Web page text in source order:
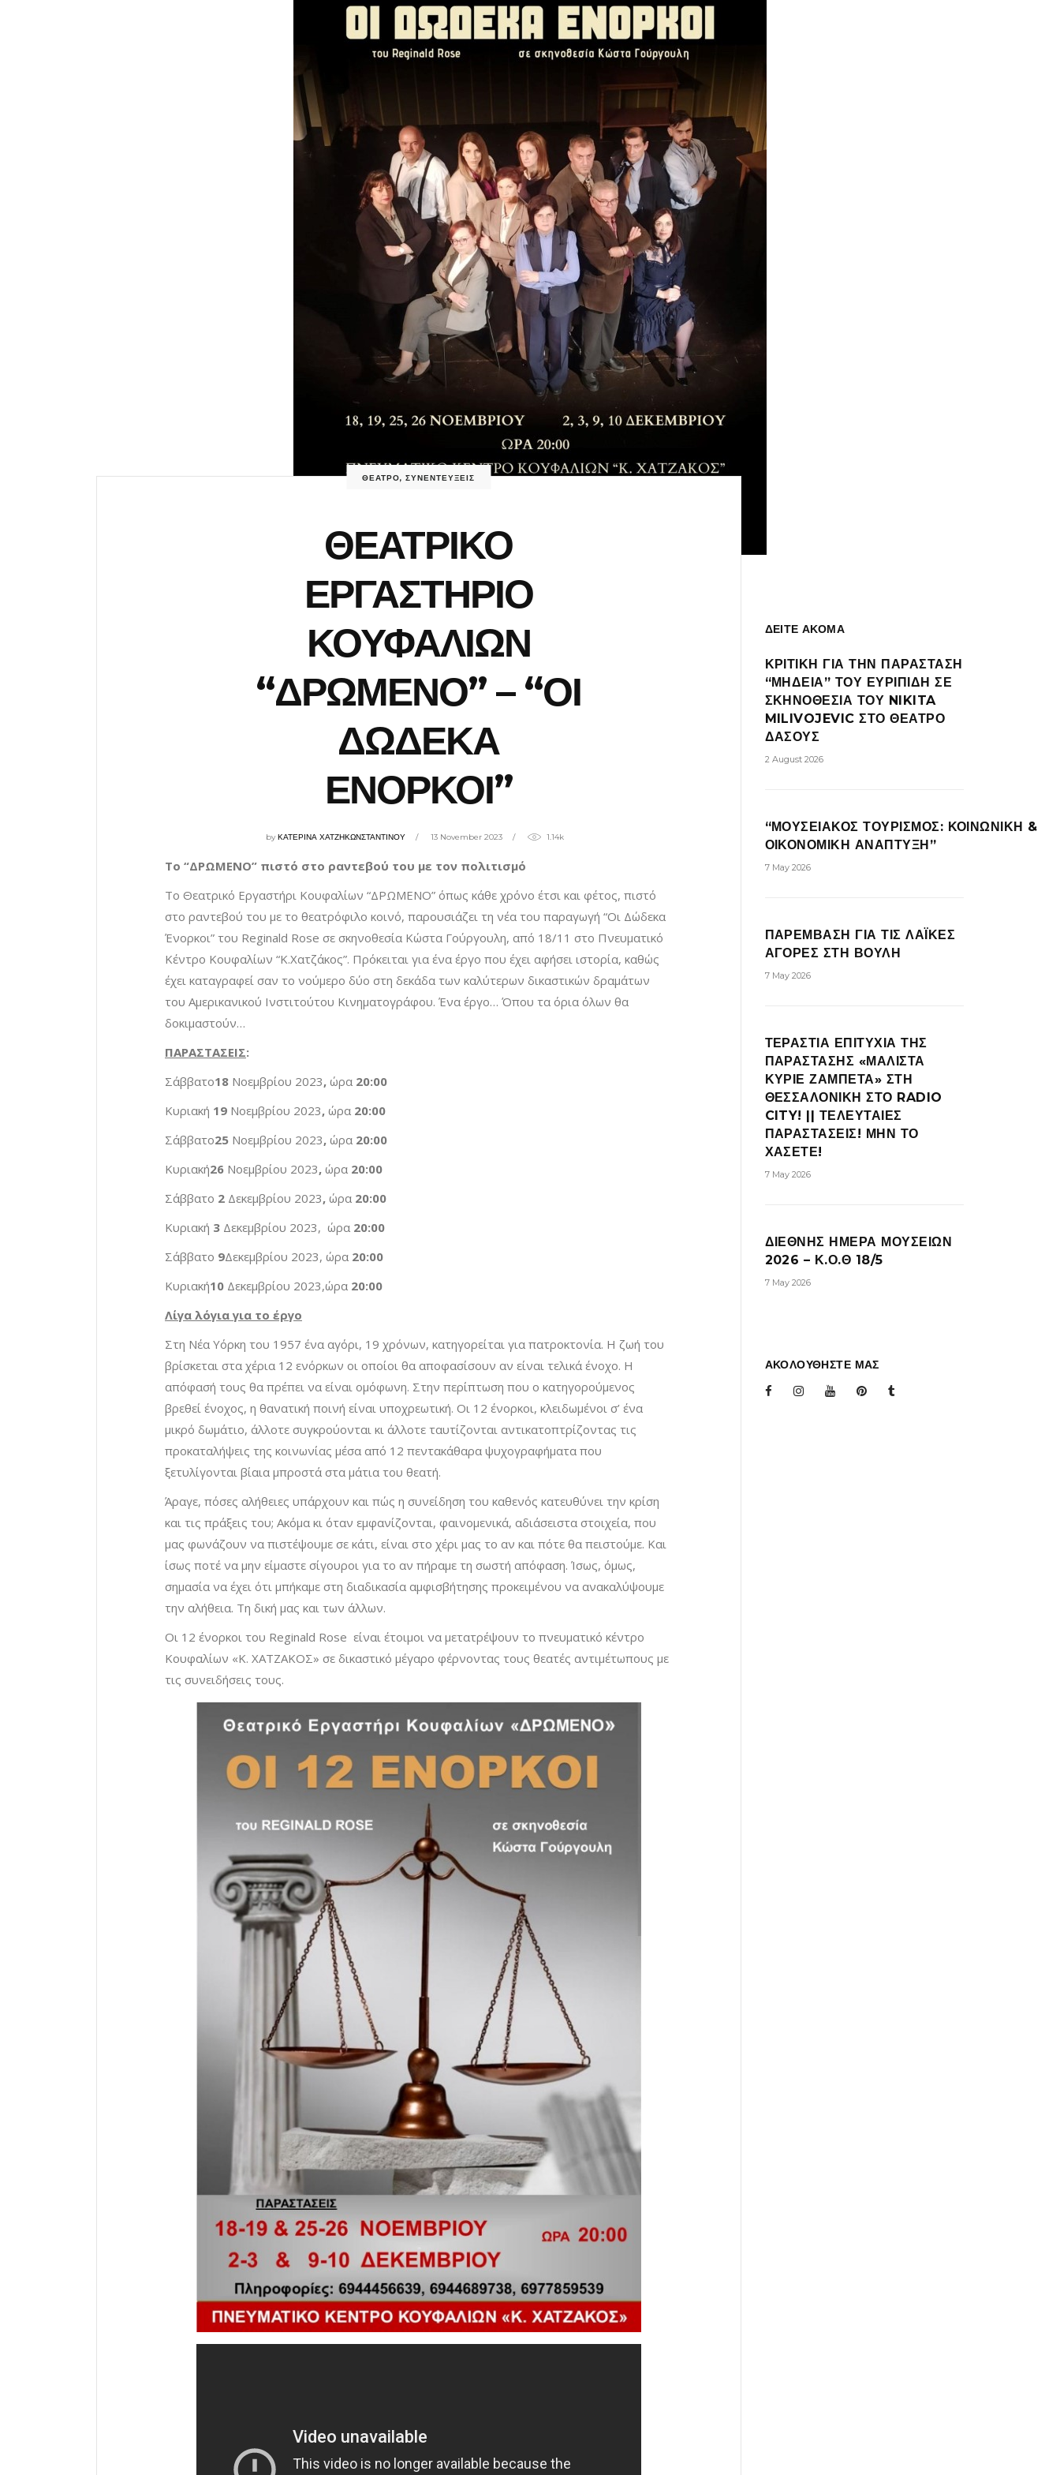
ΘΕΑΤΡΟ,ΣΥΝΕΝΤΕΥΞΕΙΣ
ΘΕΑΤΡΙΚΟ
ΕΡΓΑΣΤΗΡΙΟ
ΚΟΥΦΑΛΙΩΝ
“ΔΡΩΜΕΝΟ” – “ΟΙ
ΔΩΔΕΚΑ
ΕΝΟΡΚΟΙ”
byΚΑΤΕΡΙΝΑ ΧΑΤΖΗΚΩΝΣΤΑΝΤΙΝΟΥ 13 November 2023 1.14k
Το “ΔΡΩΜΕΝΟ” πιστό στο ραντεβού του με τον πολιτισμό
Το Θεατρικό Εργαστήρι Κουφαλίων “ΔΡΩΜΕΝΟ” όπως κάθε χρόνο έτσι και φέτος, πιστό
στο ραντεβού του με το θεατρόφιλο κοινό, παρουσιάζει τη νέα του παραγωγή “Οι Δώδεκα
Ένορκοι” του Reginald Rose σε σκηνοθεσία Κώστα Γούργουλη, από 18/11 στο Πνευματικό
Κέντρο Κουφαλίων “Κ.Χατζάκος”. Πρόκειται για ένα έργο που έχει αφήσει ιστορία, καθώς
έχει καταγραφεί σαν το νούμερο δύο στη δεκάδα των καλύτερων δικαστικών δραμάτων
του Αμερικανικού Ινστιτούτου Κινηματογράφου. Ένα έργο… Όπου τα όρια όλων θα
δοκιμαστούν…
ΠΑΡΑΣΤΑΣΕΙΣ:
Σάββατο18 Νοεμβρίου 2023, ώρα 20:00
Κυριακή 19 Νοεμβρίου 2023, ώρα 20:00
Σάββατο25 Νοεμβρίου 2023, ώρα 20:00
Κυριακή26 Νοεμβρίου 2023, ώρα 20:00
Σάββατο 2 Δεκεμβρίου 2023, ώρα 20:00
Κυριακή 3 Δεκεμβρίου 2023, ώρα 20:00
Σάββατο 9Δεκεμβρίου 2023, ώρα 20:00
Κυριακή10 Δεκεμβρίου 2023,ώρα 20:00
Λίγα λόγια για το έργο
Στη Νέα Υόρκη του 1957 ένα αγόρι, 19 χρόνων, κατηγορείται για πατροκτονία. Η ζωή του
βρίσκεται στα χέρια 12 ενόρκων οι οποίοι θα αποφασίσουν αν είναι τελικά ένοχο. Η
απόφασή τους θα πρέπει να είναι ομόφωνη. Στην περίπτωση που ο κατηγορούμενος
βρεθεί ένοχος, η θανατική ποινή είναι υποχρεωτική. Οι 12 ένορκοι, κλειδωμένοι σ’ ένα
μικρό δωμάτιο, άλλοτε συγκρούονται κι άλλοτε ταυτίζονται αντικατοπτρίζοντας τις
προκαταλήψεις της κοινωνίας μέσα από 12 πεντακάθαρα ψυχογραφήματα που
ξετυλίγονται βίαια μπροστά στα μάτια του θεατή.
Άραγε, πόσες αλήθειες υπάρχουν και πώς η συνείδηση του καθενός κατευθύνει την κρίση
και τις πράξεις του; Ακόμα κι όταν εμφανίζονται, φαινομενικά, αδιάσειστα στοιχεία, που
μας φωνάζουν να πιστέψουμε σε κάτι, είναι στο χέρι μας το αν και πότε θα πειστούμε. Και
ίσως ποτέ να μην είμαστε σίγουροι για το αν πήραμε τη σωστή απόφαση. Ίσως, όμως,
σημασία να έχει ότι μπήκαμε στη διαδικασία αμφισβήτησης προκειμένου να ανακαλύψουμε
την αλήθεια. Τη δική μας και των άλλων.
Οι 12 ένορκοι του Reginald Rose είναι έτοιμοι να μετατρέψουν το πνευματικό κέντρο
Κουφαλίων «Κ. ΧΑΤΖΑΚΟΣ» σε δικαστικό μέγαρο φέρνοντας τους θεατές αντιμέτωπους με
τις συνειδήσεις τους.
ΔΕΙΤΕ ΑΚΟΜΑ
ΚΡΙΤΙΚΗ ΓΙΑ ΤΗΝ ΠΑΡΑΣΤΑΣΗ
“ΜΗΔΕΙΑ” ΤΟΥ ΕΥΡΙΠΙΔΗ ΣΕ
ΣΚΗΝΟΘΕΣΙΑ ΤΟΥ NIKITA
MILIVOJEVIC ΣΤΟ ΘΕΑΤΡΟ
ΔΑΣΟΥΣ
2 August 2026
“ΜΟΥΣΕΙΑΚΟΣ ΤΟΥΡΙΣΜΟΣ: ΚΟΙΝΩΝΙΚΗ &
ΟΙΚΟΝΟΜΙΚΗ ΑΝΑΠΤΥΞΗ”
7 May 2026
ΠΑΡΕΜΒΑΣΗ ΓΙΑ ΤΙΣ ΛΑΪΚΕΣ
ΑΓΟΡΕΣ ΣΤΗ ΒΟΥΛΗ
7 May 2026
ΤΕΡΑΣΤΙΑ ΕΠΙΤΥΧΙΑ ΤΗΣ
ΠΑΡΑΣΤΑΣΗΣ «ΜΑΛΙΣΤΑ
ΚΥΡΙΕ ΖΑΜΠΕΤΑ» ΣΤΗ
ΘΕΣΣΑΛΟΝΙΚΗ ΣΤΟ RADIO
CITY! || ΤΕΛΕΥΤΑΙΕΣ
ΠΑΡΑΣΤΑΣΕΙΣ! ΜΗΝ ΤΟ
ΧΑΣΕΤΕ!
7 May 2026
ΔΙΕΘΝΗΣ ΗΜΕΡΑ ΜΟΥΣΕΙΩΝ
2026 – Κ.Ο.Θ 18/5
7 May 2026
ΑΚΟΛΟΥΘΗΣΤΕ ΜΑΣ